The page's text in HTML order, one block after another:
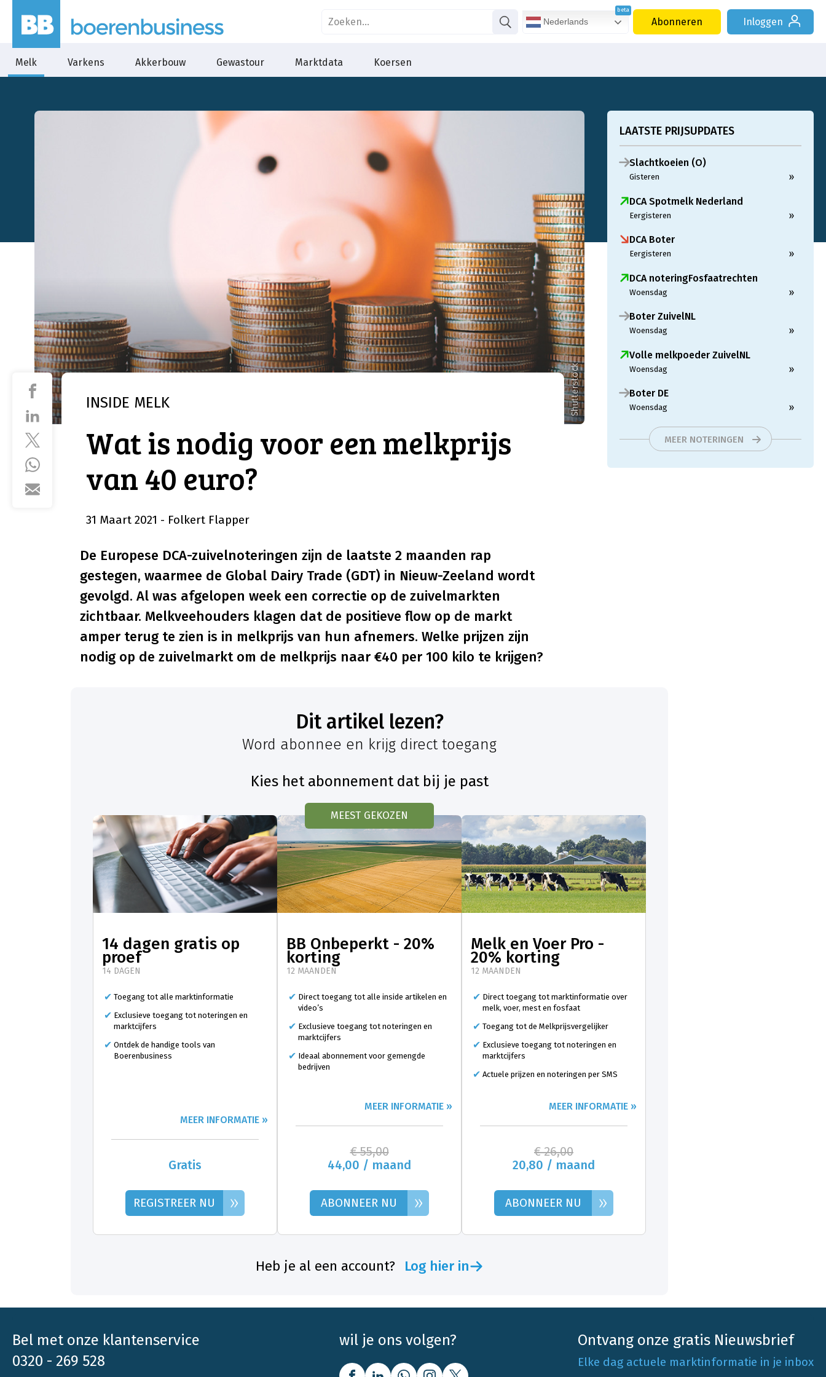
Nederlands Abonneren Inloggen
Melk Varkens Akkerbouw Gewastour Marktdata Koersen
Shutterstock
INSIDE MELK
Wat is nodig voor een melkprijs
van 40 euro?
31 Maart 2021 - Folkert Flapper
De Europese DCA-zuivelnoteringen zijn de laatste 2 maanden rap
gestegen, waarmee de Global Dairy Trade (GDT) in Nieuw-Zeeland wordt
gevolgd. Al was afgelopen week een correctie op de zuivelmarkten
zichtbaar. Melkveehouders klagen dat de positieve flow op de markt
amper terug te zien is in melkprijs van hun afnemers. Welke prijzen zijn
nodig op de zuivelmarkt om de melkprijs naar €40 per 100 kilo te krijgen?
LAATSTE PRIJSUPDATES
Slachtkoeien (O)
Gisteren »
DCA Spotmelk Nederland
Eergisteren »
DCA Boter
Eergisteren »
DCA noteringFosfaatrechten
Woensdag »
Boter ZuivelNL
Woensdag »
Volle melkpoeder ZuivelNL
Woensdag »
Boter DE
Woensdag »
MEER NOTERINGEN
Dit artikel lezen?
Word abonnee en krijg direct toegang
Kies het abonnement dat bij je past
14 dagen gratis op
proef
14 DAGEN
Toegang tot alle marktinformatie
Exclusieve toegang tot noteringen en
marktcijfers
Ontdek de handige tools van
Boerenbusiness
MEER INFORMATIE »
Gratis
REGISTREER NU »
MEEST GEKOZEN
BB Onbeperkt - 20%
korting
12 MAANDEN
Direct toegang tot alle inside artikelen en
video’s
Exclusieve toegang tot noteringen en
marktcijfers
Ideaal abonnement voor gemengde
bedrijven
MEER INFORMATIE »
€ 55,00
44,00 / maand
ABONNEER NU »
Melk en Voer Pro -
20% korting
12 MAANDEN
Direct toegang tot marktinformatie over
melk, voer, mest en fosfaat
Toegang tot de Melkprijsvergelijker
Exclusieve toegang tot noteringen en
marktcijfers
Actuele prijzen en noteringen per SMS
MEER INFORMATIE »
€ 26,00
20,80 / maand
ABONNEER NU »
Heb je al een account? Log hier in
Bel met onze klantenservice
0320 - 269 528
wil je ons volgen? Ontvang onze gratis Nieuwsbrief
Elke dag actuele marktinformatie in je inbox